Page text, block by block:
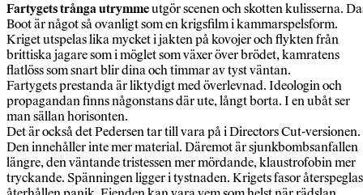
Fartygets trånga utrymmeutgör scenen och skotten kulisserna.
Boot är något så ovanligt som en krigsfilm i kammarspelsform.
Kriget utspelas lika mycket i jakten på kovojer och flykten från
brittiska jagare som i möglet som växer över brödet, kamratens
flatlöss som snart blir dina och timmar av tyst väntan.
Fartygets prestanda är liktydigt med överlevnad. Ideologin och
propagandan finns någonstans där ute, långt borta. I en ubåt ser
man sällan horisonten.
Det är också det Pedersen tar till vara på i Directors Cut-versionen.
Den innehåller inte mer material. Däremot är sjunkbombsanfallen
längre, den väntande tristessen mer mördande, klaustrofobin mer
tryckande. Spänningen ligger i tystnaden. Krigets fasor